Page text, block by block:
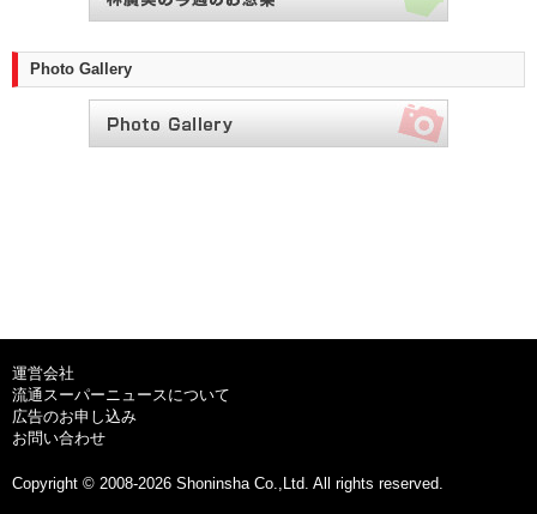
Photo Gallery
運営会社
流通スーパーニュースについて
広告のお申し込み
お問い合わせ
Copyright © 2008-2026 Shoninsha Co.,Ltd. All rights reserved.